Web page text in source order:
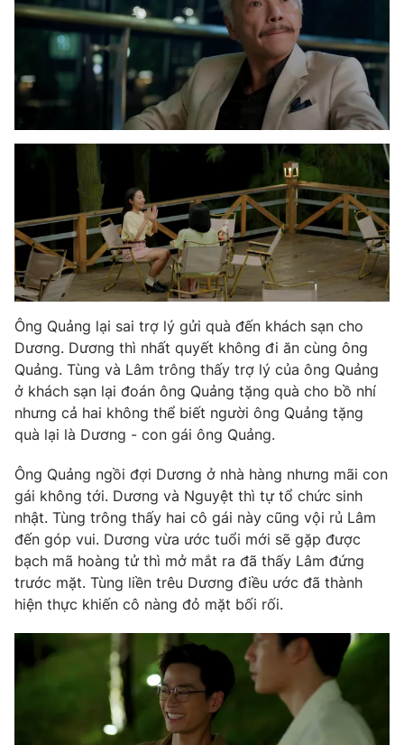
Ông Quảng lại sai trợ lý gửi quà đến khách sạn cho
Dương. Dương thì nhất quyết không đi ăn cùng ông
Quảng. Tùng và Lâm trông thấy trợ lý của ông Quảng
ở khách sạn lại đoán ông Quảng tặng quà cho bồ nhí
nhưng cả hai không thể biết người ông Quảng tặng
quà lại là Dương - con gái ông Quảng.
Ông Quảng ngồi đợi Dương ở nhà hàng nhưng mãi con
gái không tới. Dương và Nguyệt thì tự tổ chức sinh
nhật. Tùng trông thấy hai cô gái này cũng vội rủ Lâm
đến góp vui. Dương vừa ước tuổi mới sẽ gặp được
bạch mã hoàng tử thì mở mắt ra đã thấy Lâm đứng
trước mặt. Tùng liền trêu Dương điều ước đã thành
hiện thực khiến cô nàng đỏ mặt bối rối.